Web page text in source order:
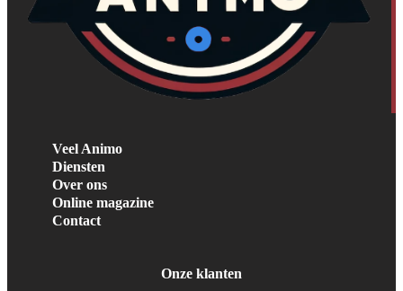
Veel Animo
Diensten
Over ons
Online magazine
Contact
Onze klanten